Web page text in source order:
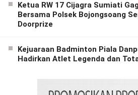
Ketua RW 17 Cijagra Sumiati
Bersama Polsek Bojongsoang
Doorprize
Kejuaraan Badminton Piala
Hadirkan Atlet Legenda dan